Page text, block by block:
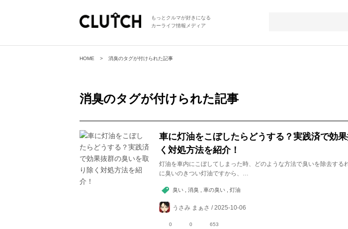
もっとクルマが好きになる
カーライフ情報メディア
HOME 消臭のタグが付けられた記事
消臭のタグが付けられた記事
車に灯油をこぼしたらどうする？実践済で効
く対処方法を紹介！
灯油を車内にこぼしてしまった時、どのような方法で臭いを除去する
に臭いのきつい灯油ですから、…
臭い , 消臭 , 車の臭い , 灯油
うさみ まぁさ / 2025-10-06
0 0 653